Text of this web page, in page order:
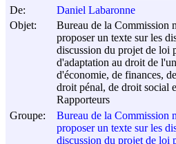
De:
Daniel Labaronne
Objet:
Bureau de la Commission
proposer un texte sur les
discussion du projet de loi
d'adaptation au droit de
d'économie, de finances,
droit pénal, de droit social
Rapporteurs
Groupe:
Bureau de la Commission
proposer un texte sur les
discussion du projet de loi